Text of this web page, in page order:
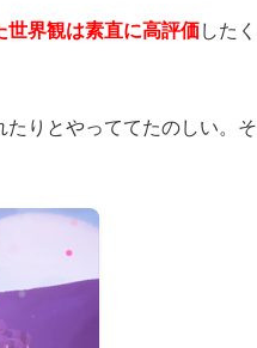
世界観は素直に高評価したく
りとやっててたのしい。そ